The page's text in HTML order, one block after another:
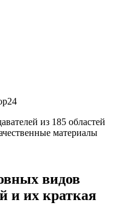
из 185 областей
материалы
видов
и их краткая